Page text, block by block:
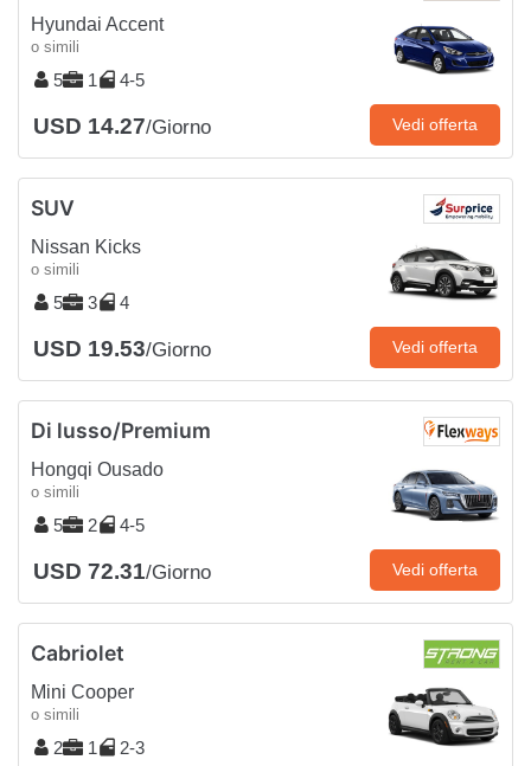
Hyundai Accent
o simili
5 1 4-5
USD 14.27/Giorno Vedi offerta
SUV
Nissan Kicks
o simili
5 3 4
USD 19.53/Giorno Vedi offerta
Di lusso/Premium
Hongqi Ousado
o simili
5 2 4-5
USD 72.31/Giorno Vedi offerta
Cabriolet
Mini Cooper
o simili
2 1 2-3